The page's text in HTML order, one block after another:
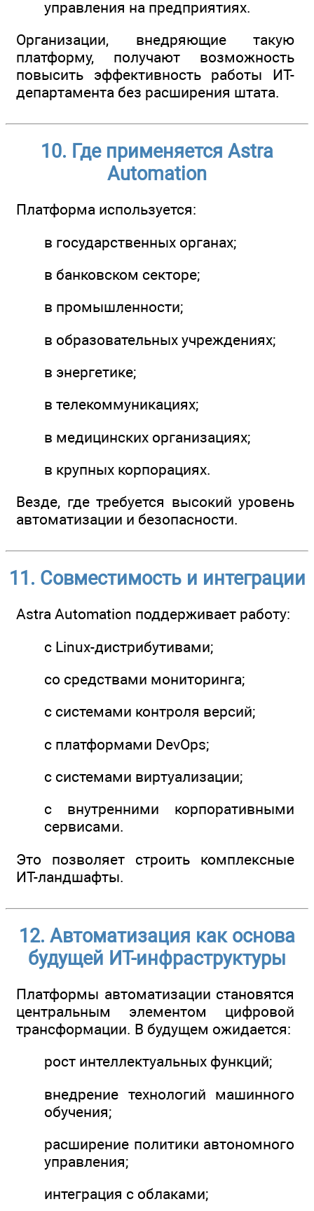
управления на предприятиях.
Организации, внедряющие такую
платформу, получают возможность
повысить эффективность работы ИТ-
департамента без расширения штата.
10. Где применяется Astra
Automation
Платформа используется:
в государственных органах;
в банковском секторе;
в промышленности;
в образовательных учреждениях;
в энергетике;
в телекоммуникациях;
в медицинских организациях;
в крупных корпорациях.
Везде, где требуется высокий уровень
автоматизации и безопасности.
11. Совместимость и интеграции
Astra Automation поддерживает работу:
с Linux-дистрибутивами;
со средствами мониторинга;
с системами контроля версий;
с платформами DevOps;
с системами виртуализации;
с внутренними корпоративными
сервисами.
Это позволяет строить комплексные
ИТ-ландшафты.
12. Автоматизация как основа
будущей ИТ-инфраструктуры
Платформы автоматизации становятся
центральным элементом цифровой
трансформации. В будущем ожидается:
рост интеллектуальных функций;
внедрение технологий машинного
обучения;
расширение политики автономного
управления;
интеграция с облаками;